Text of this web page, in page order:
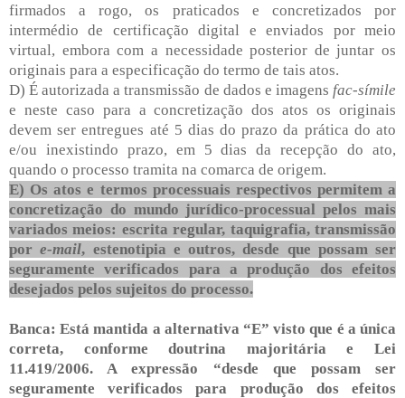
firmados a rogo, os praticados e concretizados por
intermédio de certificação digital e enviados por meio
virtual, embora com a necessidade posterior de juntar os
originais para a especificação do termo de tais atos.
D) É autorizada a transmissão de dados e imagens fac-símile
e neste caso para a concretização dos atos os originais
devem ser entregues até 5 dias do prazo da prática do ato
e/ou inexistindo prazo, em 5 dias da recepção do ato,
quando o processo tramita na comarca de origem.
E) Os atos e termos processuais respectivos permitem a
concretização do mundo jurídico-processual pelos mais
variados meios: escrita regular, taquigrafia, transmissão
pore-mail, estenotipia e outros, desde que possam ser
seguramente verificados para a produção dos efeitos
desejados pelos sujeitos do processo.
Banca: Está mantida a alternativa “E” visto que é a única
correta, conforme doutrina majoritária e Lei
11.419/2006. A expressão “desde que possam ser
seguramente verificados para produção dos efeitos